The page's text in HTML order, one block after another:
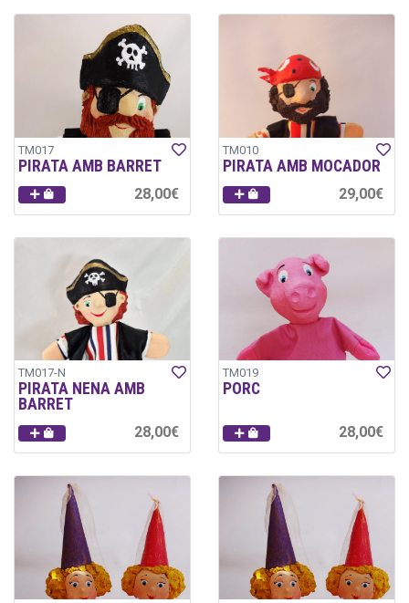
TM017
PIRATA AMB BARRET
28,00€
TM010
PIRATA AMB MOCADOR
29,00€
TM017-N
PIRATA NENA AMB
BARRET
28,00€
TM019
PORC
28,00€